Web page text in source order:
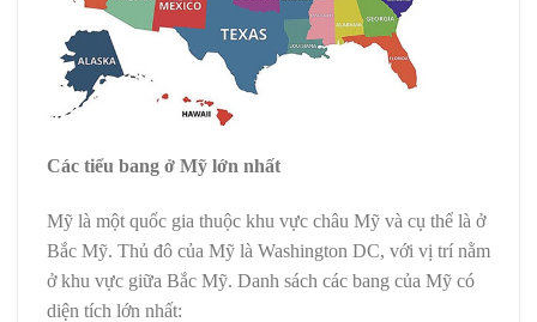
Các tiểu bang ở Mỹ lớn nhất
Mỹ là một quốc gia thuộc khu vực châu Mỹ và cụ thể là ở
Bắc Mỹ. Thủ đô của Mỹ là Washington DC, với vị trí nằm
ở khu vực giữa Bắc Mỹ. Danh sách các bang của Mỹ có
diện tích lớn nhất: